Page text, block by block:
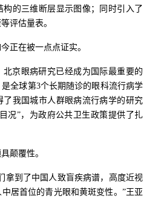
构的三维断层显示图像；同时引入了
评估量表。
正在被一点点证实。
北京眼病研究已经成为国际最重要的
全球第3个长期随诊的眼科流行病学
了我国城市人群眼病流行病学的研究
况”，为政府公共卫生政策提供了扎
颠覆性。
拿到了中国人致盲疾病谱，高度近视
居首位的青光眼和黄斑变性。”王亚